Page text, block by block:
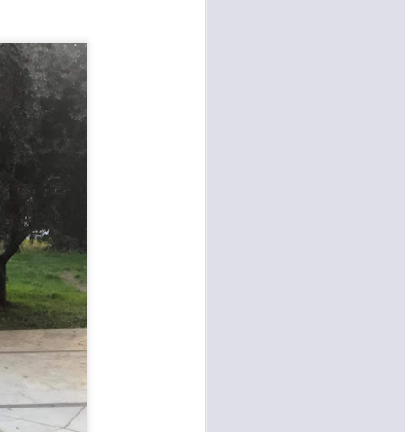
Campi Bisenzio tra il capoluogo,
San Martino, San Lorenzo e San
Donnino”.